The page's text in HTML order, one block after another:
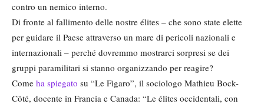
contro un nemico interno.
Di fronte al fallimento delle nostre élites – che sono state elette
per guidare il Paese attraverso un mare di pericoli nazionali e
internazionali – perché dovremmo mostrarci sorpresi se dei
gruppi paramilitari si stanno organizzando per reagire?
Come ha spiegato su “Le Figaro”, il sociologo Mathieu Bock-
Côté, docente in Francia e Canada: “Le élites occidentali, con